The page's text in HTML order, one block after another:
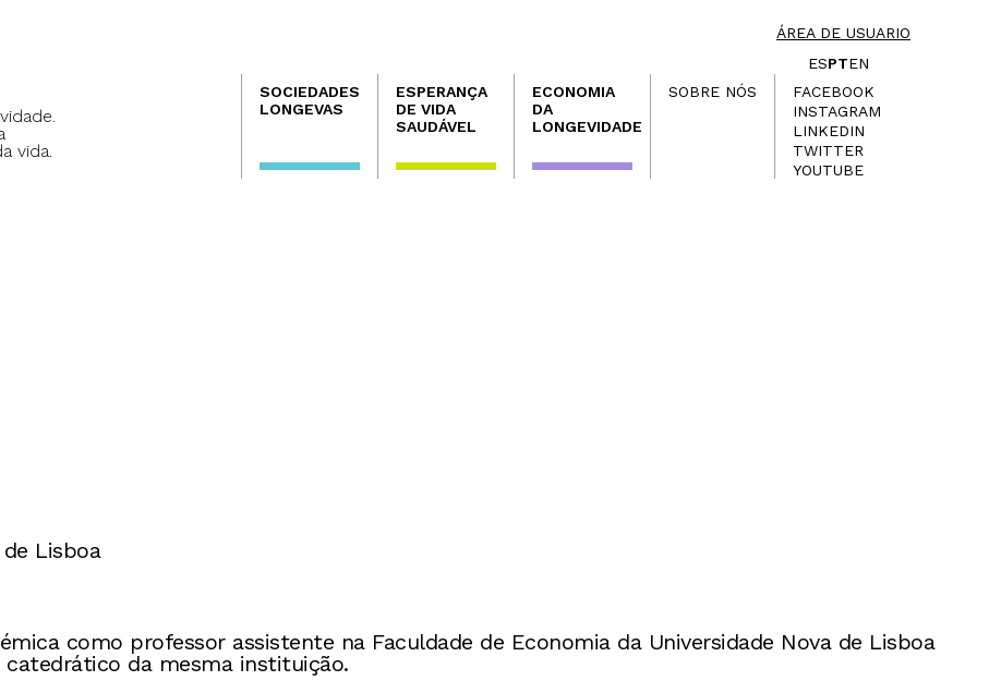
ÁREA DE USUARIO
vida.
ESPTEN
Navegación
principal
SOCIEDADES
LONGEVAS
ESPERANÇA
DE VIDA
SAUDÁVEL
ECONOMIA
DA
LONGEVIDADE
SOBRE NÓS
FACEBOOK
INSTAGRAM
LINKEDIN
TWITTER
YOUTUBE
Lisboa
como professor assistente na Faculdade de Economia da Universidade Nova de Lisboa
catedrático da mesma instituição.